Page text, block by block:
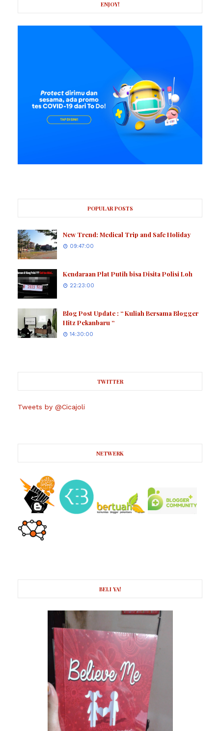
ENJOY!
POPULAR POSTS
New Trend: Medical Trip and Safe Holiday
09:47:00
Kendaraan Plat Putih bisa Disita Polisi Loh
22:23:00
Blog Post Update : “ Kuliah Bersama Blogger
Hitz Pekanbaru “
14:30:00
TWITTER
Tweets by @Cicajoli
NETWERK
BELI YA!